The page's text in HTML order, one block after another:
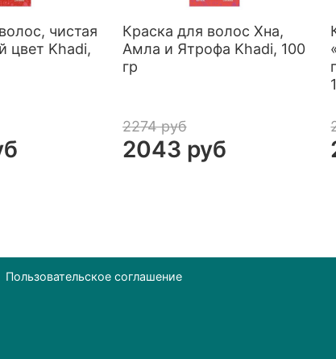
чистая
цвет Khadi,
Краска для волос Хна,
Амла и Ятрофа Khadi, 100
гр
2274 руб
2043 руб
Пользовательское соглашение